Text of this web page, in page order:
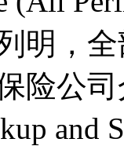
明，
险公
and